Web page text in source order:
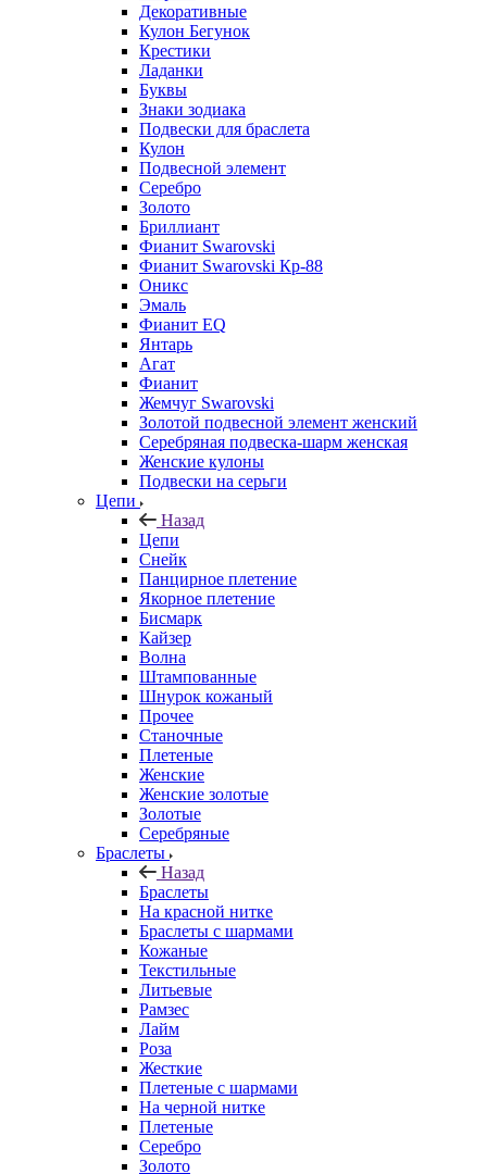
Декоративные
Кулон Бегунок
Крестики
Ладанки
Буквы
Знаки зодиака
Подвески для браслета
Кулон
Подвесной элемент
Серебро
Золото
Бриллиант
Фианит Swarovski
Фианит Swarovski Кр-88
Оникс
Эмаль
Фианит EQ
Янтарь
Агат
Фианит
Жемчуг Swarovski
Золотой подвесной элемент женcкий
Серебряная подвеска-шарм женская
Женские кулоны
Подвески на серьги
Цепи
Назад
Цепи
Снейк
Панцирное плетение
Якорное плетение
Бисмарк
Кайзер
Волна
Штампованные
Шнурок кожаный
Прочее
Станочные
Плетеные
Женские
Женские золотые
Золотые
Серебряные
Браслеты
Назад
Браслеты
На красной нитке
Браслеты с шармами
Кожаные
Текстильные
Литьевые
Рамзес
Лайм
Роза
Жесткие
Плетеные с шармами
На черной нитке
Плетеные
Серебро
Золото